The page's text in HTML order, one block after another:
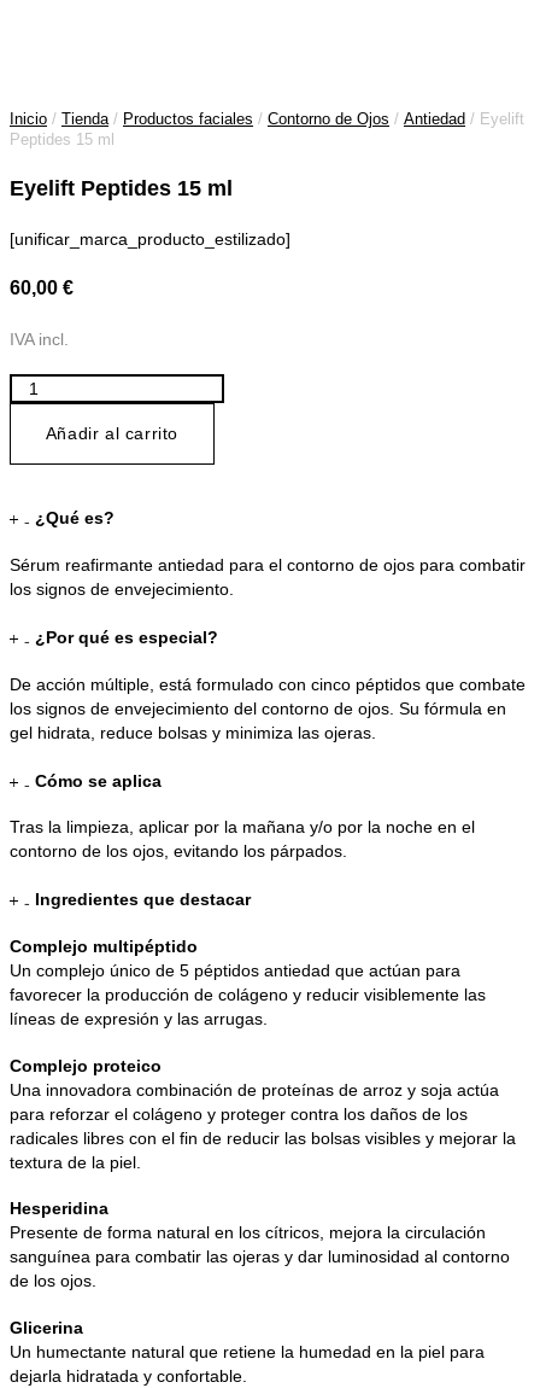
Inicio / Tienda/ Productos faciales / Contorno de Ojos / Antiedad / Eyelift
Peptides 15 ml
Eyelift Peptides 15 ml
[unificar_marca_producto_estilizado]
60,00 €
IVA incl.
Eyelift
Peptides
Añadir al carrito
¿Qué es?
Sérum reafirmante antiedad para el contorno de ojos para combatir
los signos de envejecimiento.
¿Por qué es especial?
De acción múltiple, está formulado con cinco péptidos que combate
los signos de envejecimiento del contorno de ojos. Su fórmula en
gel hidrata, reduce bolsas y minimiza las ojeras.
Cómo se aplica
Tras la limpieza, aplicar por la mañana y/o por la noche en el
contorno de los ojos, evitando los párpados.
Ingredientes que destacar
Complejo multipéptido
Un complejo único de 5 péptidos antiedad que actúan para
favorecer la producción de colágeno y reducir visiblemente las
líneas de expresión y las arrugas.
Complejo proteico
Una innovadora combinación de proteínas de arroz y soja actúa
para reforzar el colágeno y proteger contra los daños de los
radicales libres con el fin de reducir las bolsas visibles y mejorar la
textura de la piel.
Hesperidina
Presente de forma natural en los cítricos, mejora la circulación
sanguínea para combatir las ojeras y dar luminosidad al contorno
de los ojos.
Glicerina
Un humectante natural que retiene la humedad en la piel para
dejarla hidratada y confortable.